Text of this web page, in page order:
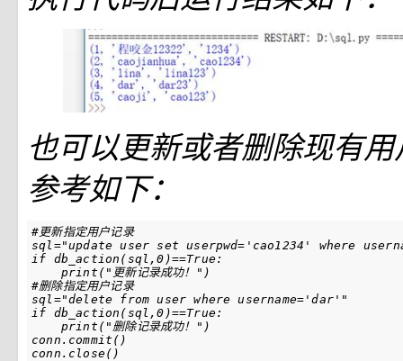
也可以更新或者删除现有
参考如下：
#更新指定用户记录
sql ="update user set userpwd='cao1234' where
if db_action (sql ,0 )==True:
print ( "更新记录成功！" )
#删除指定用户记录
sql ="delete from user where username='dar'"
if db_action (sql ,0 )==True:
print ( "删除记录成功！" )
conn . commit ()
conn . close()